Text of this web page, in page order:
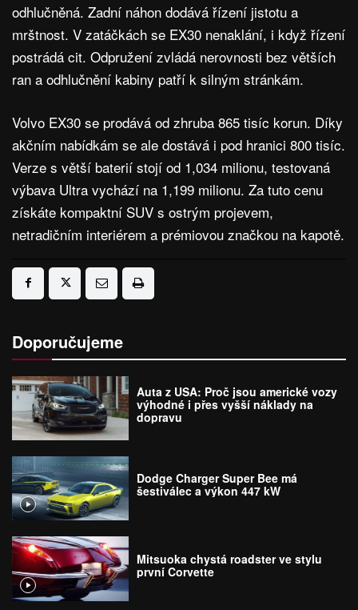
odhlučněná. Zadní náhon dodává řízení jistotu a
mrštnost. V zatáčkách se EX30 nenaklání, i když řízení
postrádá cit. Odpružení zvládá nerovnosti bez větších
ran a odhlučnění kabiny patří k silným stránkám.
Volvo EX30 se prodává od zhruba 865 tisíc korun. Díky
akčním nabídkám se ale dostává i pod hranici 800 tisíc.
Verze s větší baterií stojí od 1,034 milionu, testovaná
výbava Ultra vychází na 1,199 milionu. Za tuto cenu
získáte kompaktní SUV s ostrým projevem,
netradičním interiérem a prémiovou značkou na kapotě.
Doporučujeme
Auta z USA: Proč jsou americké vozy
výhodné i přes vyšší náklady na
dopravu
Dodge Charger Super Bee má
šestiválec a výkon 447 kW
Mitsuoka chystá roadster ve stylu
první Corvette